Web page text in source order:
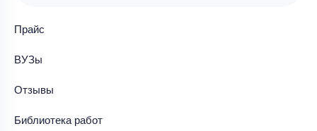
Прайс
ВУЗы
Отзывы
Библиотека работ